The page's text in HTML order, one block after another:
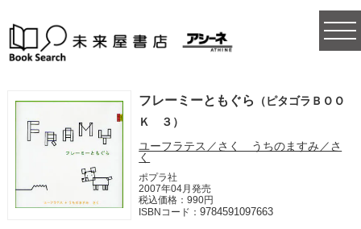
フレーミーともぐら
（ピタゴラＢＯＯ
Ｋ ３）
ユーフラテス／さく うちのますみ／さ
く
ポプラ社
2007年04月発売
税込価格：990円
ISBNコード：9784591097663